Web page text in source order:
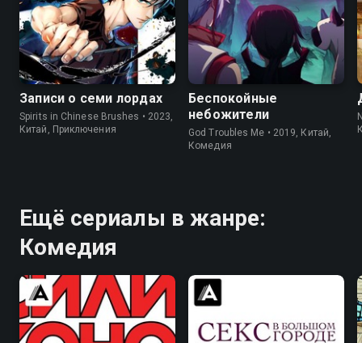
7.9 7.3
Записи о семи лордах
Spirits in Chinese Brushes • 2023,
Китай, Приключения
8.0 7.0
Беспокойные
небожители
God Troubles Me • 2019, Китай,
Комедия
Ещё сериалы в жанре:
Комедия